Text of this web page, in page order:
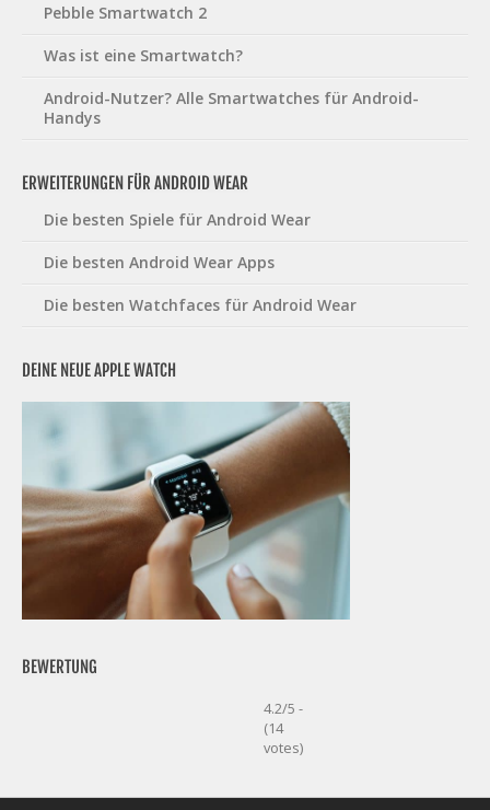
Pebble Smartwatch 2
Was ist eine Smartwatch?
Android-Nutzer? Alle Smartwatches für Android-
Handys
ERWEITERUNGEN FÜR ANDROID WEAR
Die besten Spiele für Android Wear
Die besten Android Wear Apps
Die besten Watchfaces für Android Wear
DEINE NEUE APPLE WATCH
BEWERTUNG
4.2/5 -
(14
votes)